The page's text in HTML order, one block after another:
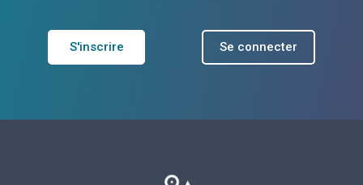
S'inscrire Se connecter